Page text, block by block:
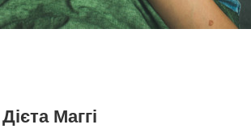
Дієта Маггі